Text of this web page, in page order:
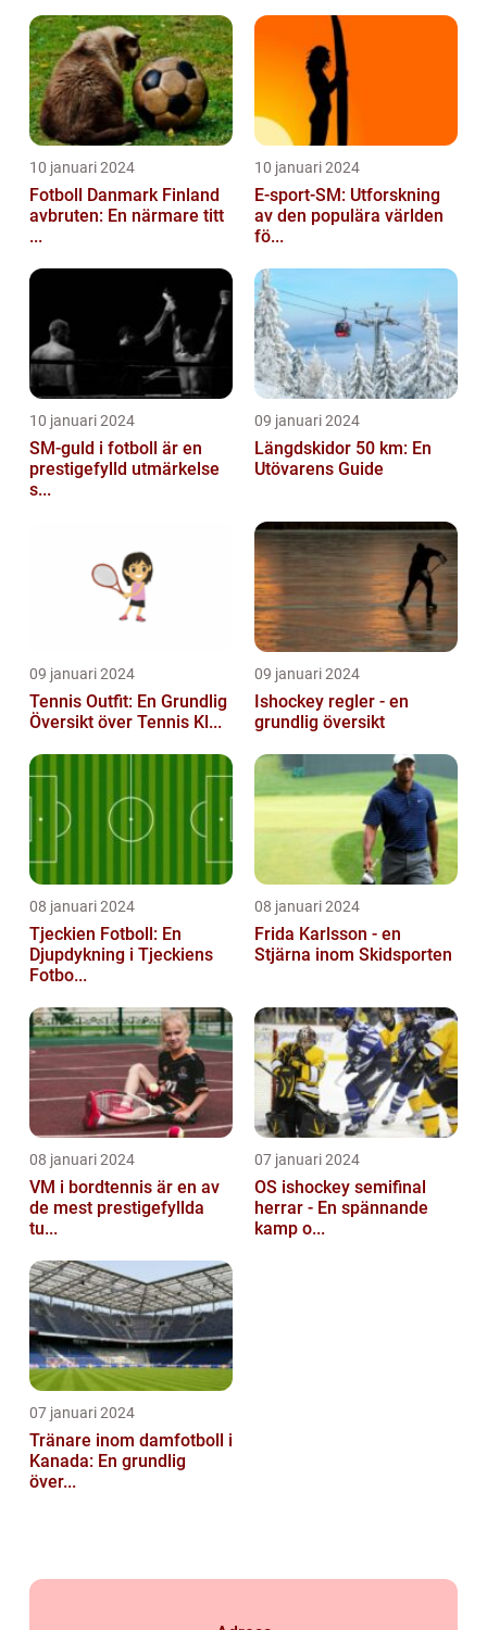
10 januari 2024
Fotboll Danmark Finland
avbruten: En närmare titt
...
10 januari 2024
E-sport-SM: Utforskning
av den populära världen
fö...
10 januari 2024
SM-guld i fotboll är en
prestigefylld utmärkelse
s...
09 januari 2024
Längdskidor 50 km: En
Utövarens Guide
09 januari 2024
Tennis Outfit: En Grundlig
Översikt över Tennis Kl...
09 januari 2024
Ishockey regler - en
grundlig översikt
08 januari 2024
Tjeckien Fotboll: En
Djupdykning i Tjeckiens
Fotbo...
08 januari 2024
Frida Karlsson - en
Stjärna inom Skidsporten
08 januari 2024
VM i bordtennis är en av
de mest prestigefyllda
tu...
07 januari 2024
OS ishockey semifinal
herrar - En spännande
kamp o...
07 januari 2024
Tränare inom damfotboll i
Kanada: En grundlig
över...